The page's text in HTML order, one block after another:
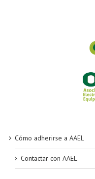
Cómo adherirse a AAEL
Contactar con AAEL